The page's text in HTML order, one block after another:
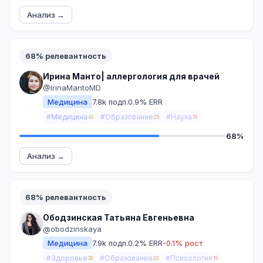
Анализ →
68% релевантность
Ирина Манто| аллергология для врачей
@IrinaMantoMD
Медицина
7.8k подп.0.9% ERR
#Медицина 40 #Образование 25 #Наука 15
68%
Анализ →
68% релевантность
Ободзинская Татьяна Евгеньевна
@obodzinskaya
Медицина
7.9k подп.0.2% ERR-0.1% рост
#Здоровье 30 #Образование 20 #Психология 15